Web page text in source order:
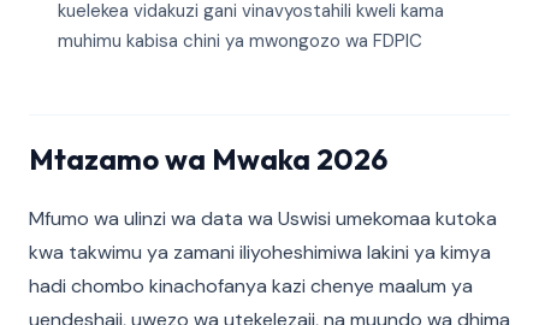
kuelekea vidakuzi gani vinavyostahili kweli kama
muhimu kabisa chini ya mwongozo wa FDPIC
Mtazamo wa Mwaka 2026
Mfumo wa ulinzi wa data wa Uswisi umekomaa kutoka
kwa takwimu ya zamani iliyoheshimiwa lakini ya kimya
hadi chombo kinachofanya kazi chenye maalum ya
uendeshaji, uwezo wa utekelezaji, na muundo wa dhima